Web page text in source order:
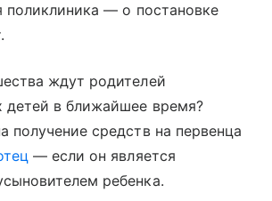
поликлиника — о постановке
ждут родителей
детей в ближайшее время?
получение средств на первенца
— если он является
ребенка.